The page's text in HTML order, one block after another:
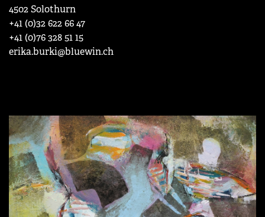
4502 Solothurn
+41 (0)32 622 66 47
+41 (0)76 328 51 15
erika.burki@bluewin.ch